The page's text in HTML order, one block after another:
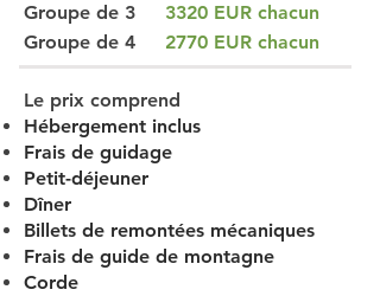
Groupe de 3 3320 EUR chacun
Groupe de 4 2770 EUR chacun
Le prix comprend
Hébergement inclus
Frais de guidage
Petit-déjeuner
Dîner
Billets de remontées mécaniques
Frais de guide de montagne
Corde